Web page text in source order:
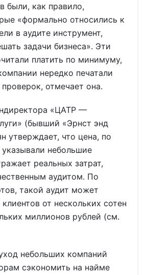
были, как правило,
«формально относились к
в аудите инструмент,
задачи бизнеса». Эти
платить по минимуму,
нередко печатали
отмечает она.
«ЦАТР —
(бывший «Эрнст энд
утверждает, что цена, по
указывали небольшие
реальных затрат,
аудитом. По
такой аудит может
от нескольких сотен
миллионов рублей (см.
небольших компаний
сэкономить на найме